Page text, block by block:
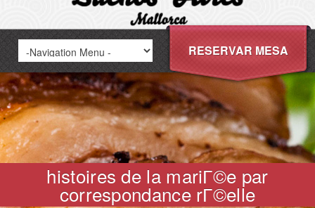
RESERVAR MESA
histoires de la mariГ©e par
correspondance rГ©elle